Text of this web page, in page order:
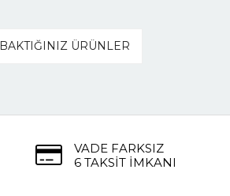
BAKTIĞINIZ ÜRÜNLER
VADE FARKSIZ
6 TAKSİT İMKANI